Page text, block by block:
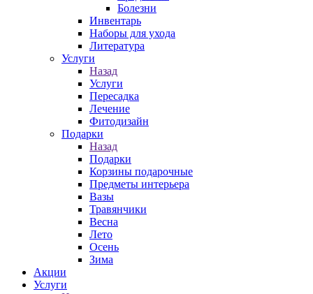
Болезни
Инвентарь
Наборы для ухода
Литература
Услуги
Назад
Услуги
Пересадка
Лечение
Фитодизайн
Подарки
Назад
Подарки
Корзины подарочные
Предметы интерьера
Вазы
Травянчики
Весна
Лето
Осень
Зима
Акции
Услуги